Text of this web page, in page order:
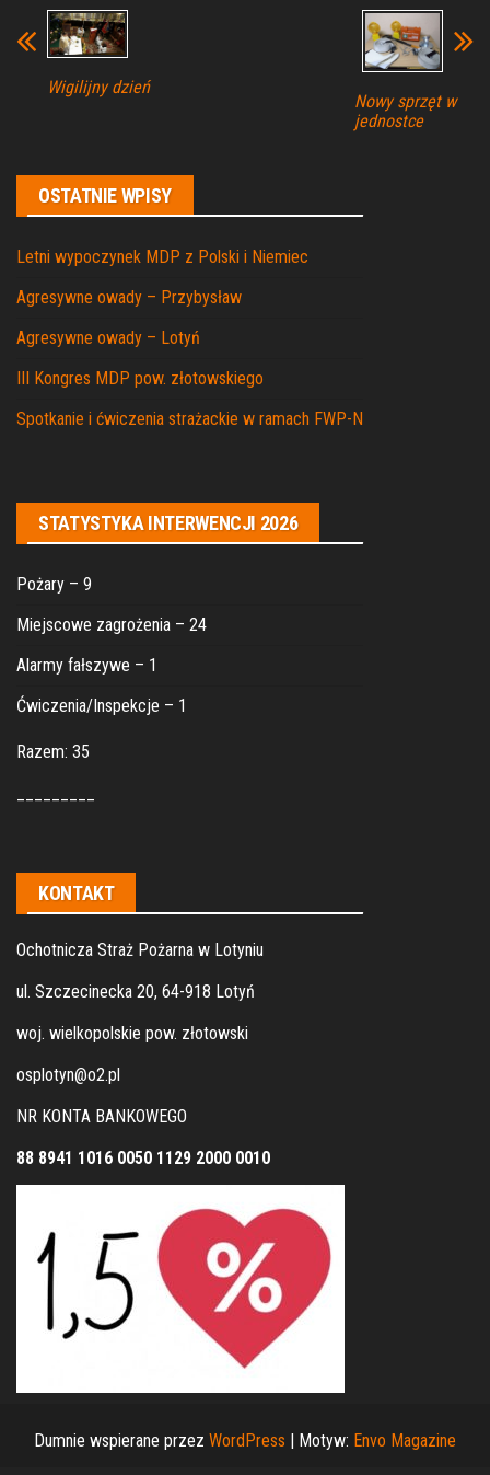
Wigilijny dzień
Nowy sprzęt w
jednostce
OSTATNIE WPISY
Letni wypoczynek MDP z Polski i Niemiec
Agresywne owady – Przybysław
Agresywne owady – Lotyń
III Kongres MDP pow. złotowskiego
Spotkanie i ćwiczenia strażackie w ramach FWP-N
STATYSTYKA INTERWENCJI 2026
Pożary – 9
Miejscowe zagrożenia – 24
Alarmy fałszywe – 1
Ćwiczenia/Inspekcje – 1
Razem: 35
KONTAKT
Ochotnicza Straż Pożarna w Lotyniu
ul. Szczecinecka 20, 64-918 Lotyń
woj. wielkopolskie pow. złotowski
osplotyn@o2.pl
NR KONTA BANKOWEGO
88 8941 1016 0050 1129 2000 0010
Dumnie wspierane przez WordPress | Motyw: Envo Magazine